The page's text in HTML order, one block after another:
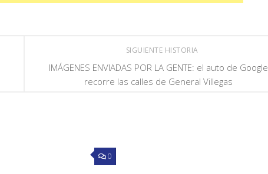
SIGUIENTE HISTORIA
IMÁGENES ENVIADAS POR LA GENTE: el auto de Google
recorre las calles de General Villegas
0